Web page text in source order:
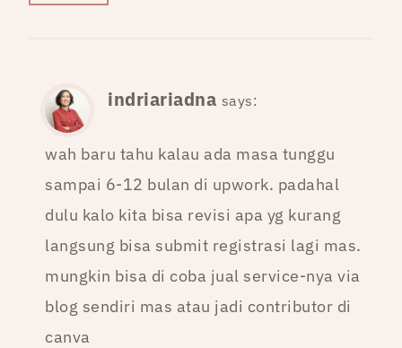
indriariadna says:
wah baru tahu kalau ada masa tunggu
sampai 6-12 bulan di upwork. padahal
dulu kalo kita bisa revisi apa yg kurang
langsung bisa submit registrasi lagi mas.
mungkin bisa di coba jual service-nya via
blog sendiri mas atau jadi contributor di
canva